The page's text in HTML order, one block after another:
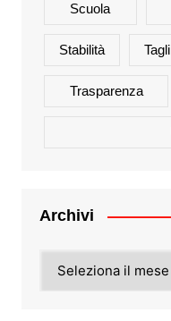
Scuola
Stabilità Tagli
Trasparenza
Archivi